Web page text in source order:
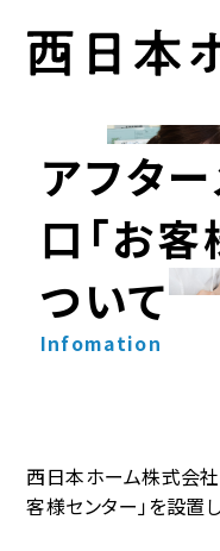
アフタ
口「お
ついて
Infomation
西日本ホーム株式会社
客様センター」を設置